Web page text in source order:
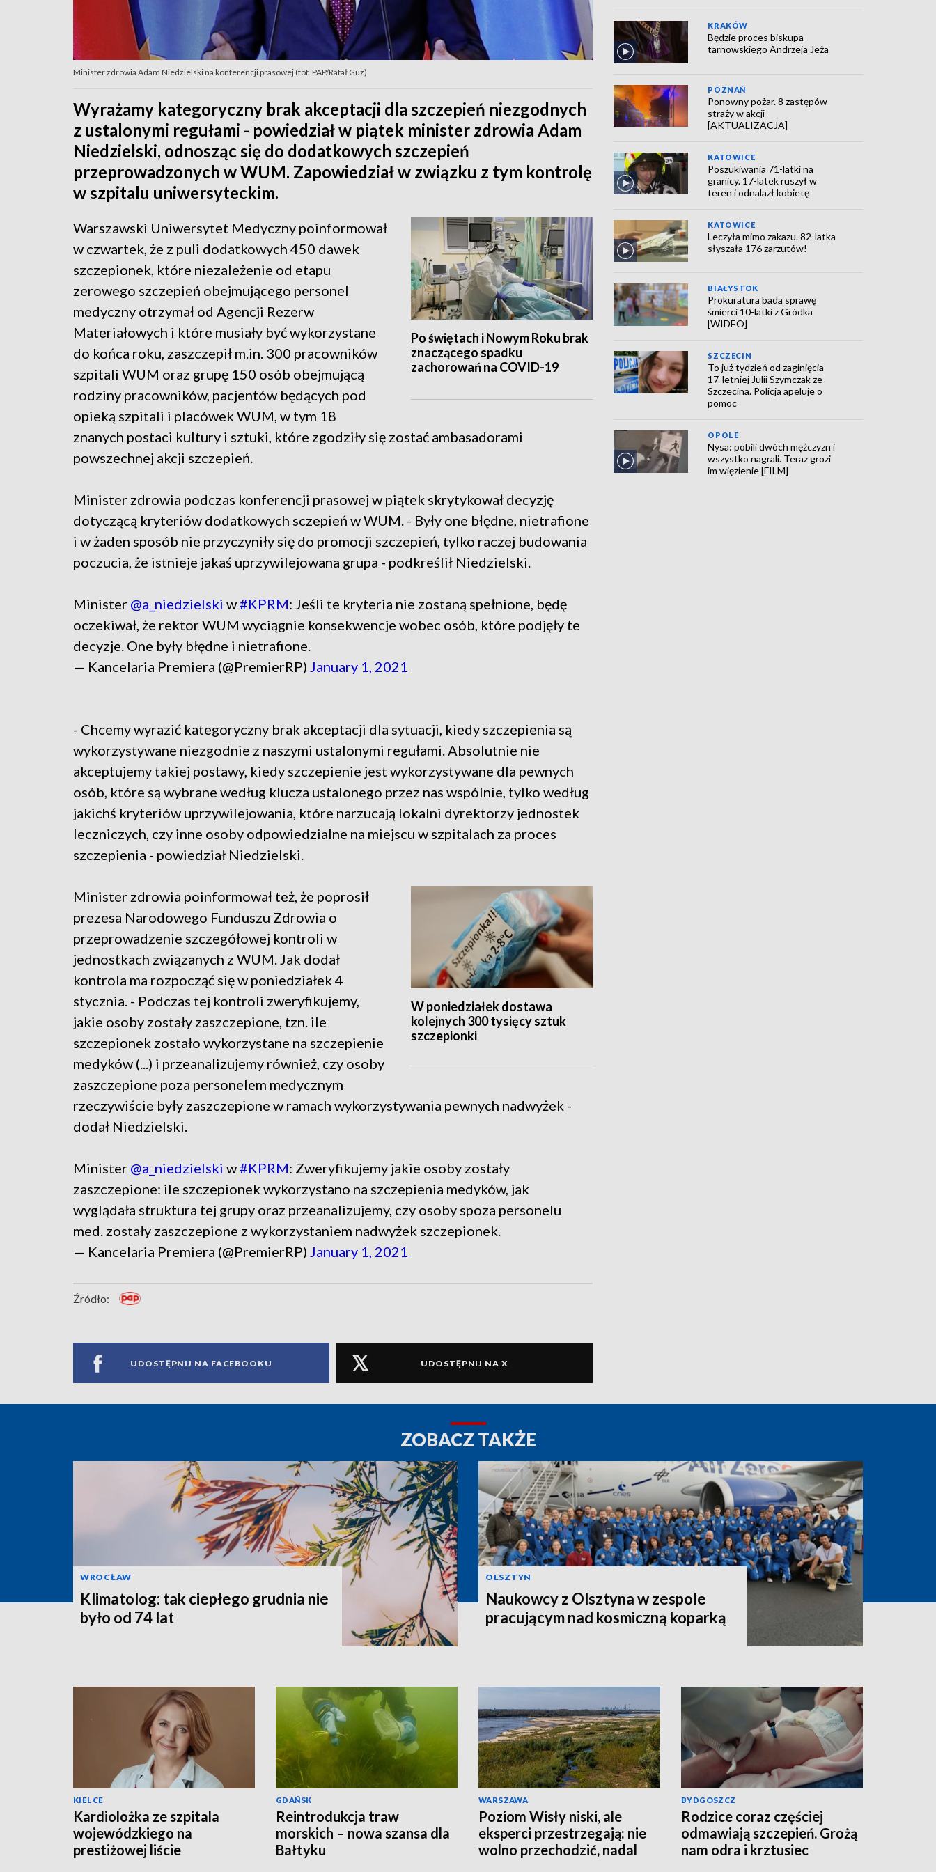
Minister zdrowia Adam Niedzielski na konferencji prasowej (fot. PAP/Rafał Guz)
Wyrażamy kategoryczny brak akceptacji dla szczepień niezgodnych
z ustalonymi regułami - powiedział w piątek minister zdrowia Adam
Niedzielski, odnosząc się do dodatkowych szczepień
przeprowadzonych w WUM. Zapowiedział w związku z tym kontrolę
w szpitalu uniwersyteckim.
Po świętach i Nowym Roku brak
znaczącego spadku
zachorowań na COVID-19
Warszawski Uniwersytet Medyczny poinformował
w czwartek, że z puli dodatkowych 450 dawek
szczepionek, które niezależenie od etapu
zerowego szczepień obejmującego personel
medyczny otrzymał od Agencji Rezerw
Materiałowych i które musiały być wykorzystane
do końca roku, zaszczepił m.in. 300 pracowników
szpitali WUM oraz grupę 150 osób obejmującą
rodziny pracowników, pacjentów będących pod
opieką szpitali i placówek WUM, w tym 18
znanych postaci kultury i sztuki, które zgodziły się zostać ambasadorami
powszechnej akcji szczepień.
Minister zdrowia podczas konferencji prasowej w piątek skrytykował decyzję
dotyczącą kryteriów dodatkowych sczepień w WUM. - Były one błędne, nietrafione
i w żaden sposób nie przyczyniły się do promocji szczepień, tylko raczej budowania
poczucia, że istnieje jakaś uprzywilejowana grupa - podkreślił Niedzielski.
Minister @a_niedzielski w#KPRM: Jeśli te kryteria nie zostaną spełnione, będę
oczekiwał, że rektor WUM wyciągnie konsekwencje wobec osób, które podjęły te
decyzje. One były błędne i nietrafione.
— Kancelaria Premiera (@PremierRP) January 1, 2021
- Chcemy wyrazić kategoryczny brak akceptacji dla sytuacji, kiedy szczepienia są
wykorzystywane niezgodnie z naszymi ustalonymi regułami. Absolutnie nie
akceptujemy takiej postawy, kiedy szczepienie jest wykorzystywane dla pewnych
osób, które są wybrane według klucza ustalonego przez nas wspólnie, tylko według
jakichś kryteriów uprzywilejowania, które narzucają lokalni dyrektorzy jednostek
leczniczych, czy inne osoby odpowiedzialne na miejscu w szpitalach za proces
szczepienia - powiedział Niedzielski.
W poniedziałek dostawa
kolejnych 300 tysięcy sztuk
szczepionki
Minister zdrowia poinformował też, że poprosił
prezesa Narodowego Funduszu Zdrowia o
przeprowadzenie szczegółowej kontroli w
jednostkach związanych z WUM. Jak dodał
kontrola ma rozpocząć się w poniedziałek 4
stycznia. - Podczas tej kontroli zweryfikujemy,
jakie osoby zostały zaszczepione, tzn. ile
szczepionek zostało wykorzystane na szczepienie
medyków (...) i przeanalizujemy również, czy osoby
zaszczepione poza personelem medycznym
rzeczywiście były zaszczepione w ramach wykorzystywania pewnych nadwyżek -
dodał Niedzielski.
Minister @a_niedzielski w#KPRM: Zweryfikujemy jakie osoby zostały
zaszczepione: ile szczepionek wykorzystano na szczepienia medyków, jak
wyglądała struktura tej grupy oraz przeanalizujemy, czy osoby spoza personelu
med. zostały zaszczepione z wykorzystaniem nadwyżek szczepionek.
— Kancelaria Premiera (@PremierRP) January 1, 2021
Źródło:
UDOSTĘPNIJ NA FACEBOOKU UDOSTĘPNIJ NA X
KRAKÓW
Będzie proces biskupa
tarnowskiego Andrzeja Jeża
POZNAŃ
Ponowny pożar. 8 zastępów
straży w akcji
[AKTUALIZACJA]
KATOWICE
Poszukiwania 71-latki na
granicy. 17-latek ruszył w
teren i odnalazł kobietę
KATOWICE
Leczyła mimo zakazu. 82-latka
słyszała 176 zarzutów!
BIAŁYSTOK
Prokuratura bada sprawę
śmierci 10-latki z Gródka
[WIDEO]
SZCZECIN
To już tydzień od zaginięcia
17-letniej Julii Szymczak ze
Szczecina. Policja apeluje o
pomoc
OPOLE
Nysa: pobili dwóch mężczyzn i
wszystko nagrali. Teraz grozi
im więzienie [FILM]
ZOBACZ TAKŻE
WROCŁAW
Klimatolog: tak ciepłego grudnia nie
było od 74 lat
OLSZTYN
Naukowcy z Olsztyna w zespole
pracującym nad kosmiczną koparką
KIELCE
Kardiolożka ze szpitala
wojewódzkiego na
prestiżowej liście
GDAŃSK
Reintrodukcja traw
morskich – nowa szansa dla
Bałtyku
WARSZAWA
Poziom Wisły niski, ale
eksperci przestrzegają: nie
wolno przechodzić, nadal
BYDGOSZCZ
Rodzice coraz częściej
odmawiają szczepień. Grożą
nam odra i krztusiec